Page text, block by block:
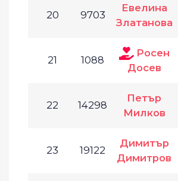
20 9703
Евелина
Златанова
21 1088
Росен
Досев
22 14298
Петър
Милков
23 19122
Димитър
Димитров